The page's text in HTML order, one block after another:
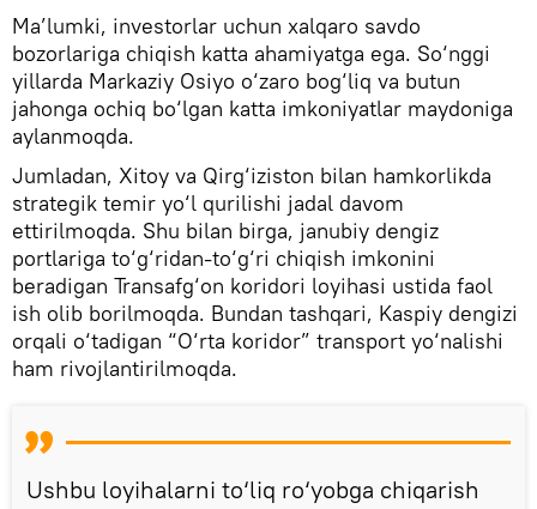
Ma’lumki, investorlar uchun xalqaro savdo
bozorlariga chiqish katta ahamiyatga ega. So‘nggi
yillarda Markaziy Osiyo o‘zaro bog‘liq va butun
jahonga ochiq bo‘lgan katta imkoniyatlar maydoniga
aylanmoqda.
Jumladan, Xitoy va Qirg‘iziston bilan hamkorlikda
strategik temir yo‘l qurilishi jadal davom
ettirilmoqda. Shu bilan birga, janubiy dengiz
portlariga to‘g‘ridan-to‘g‘ri chiqish imkonini
beradigan Transafg‘on koridori loyihasi ustida faol
ish olib borilmoqda. Bundan tashqari, Kaspiy dengizi
orqali o‘tadigan “O‘rta koridor” transport yo‘nalishi
ham rivojlantirilmoqda.
Ushbu loyihalarni to‘liq ro‘yobga chiqarish